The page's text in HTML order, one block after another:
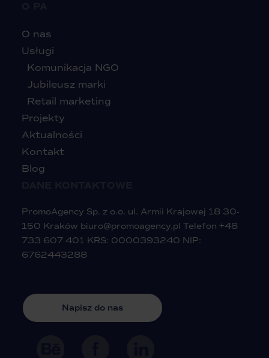
O nas
Usługi
Komunikacja NGO
Jubileusz marki
Retail marketing
Projekty
Aktualności
Kontakt
Blog
PromoAgency Sp. z o.o. ul. Armii Krajowej 18 30-
150 Kraków biuro@promoagency.pl Telefon +48
733 607 401 KRS: 0000393240 NIP:
6762443288
Napisz do nas